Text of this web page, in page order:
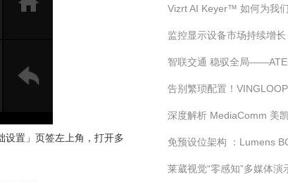
设置」页签左上角，打开多
Vizrt AI Keyer™ 如何为我
流程
监控显示设备市场持续增
对监控大屏？
智联交通 稳驭全局
综合解决方案 ATEN宏正
告别繁琐配置！
造的极简交换机管理界面全
深度解析 MediaComm 美
造切换器配套方案
免预设位架构 ：Lumens
机让语音追踪完全自动化
莱葳视觉“零感知”多媒体演